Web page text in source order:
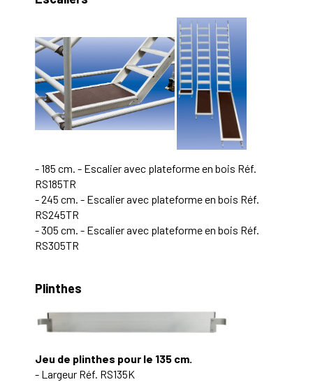
- 185 cm. - Escalier avec plateforme en bois Réf.
RS185TR
- 245 cm. - Escalier avec plateforme en bois Réf.
RS245TR
- 305 cm. - Escalier avec plateforme en bois Réf.
RS305TR
Plinthes
Jeu de plinthes pour le 135 cm.
- Largeur Réf. RS135K